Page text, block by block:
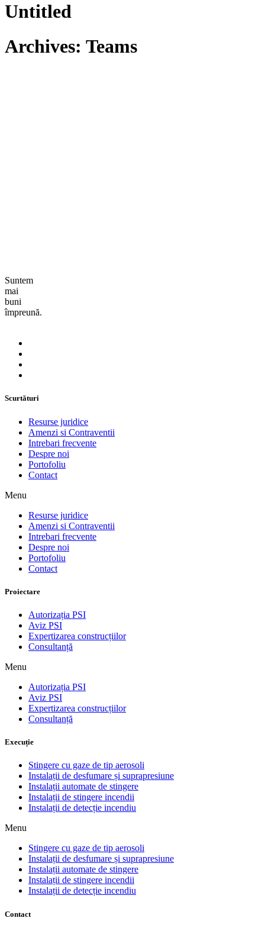
Untitled
Archives: Teams
Suntem
mai
buni
împreună.
Scurtături
Resurse juridice
Amenzi si Contraventii
Intrebari frecvente
Despre noi
Portofoliu
Contact
Menu
Resurse juridice
Amenzi si Contraventii
Intrebari frecvente
Despre noi
Portofoliu
Contact
Proiectare
Autorizația PSI
Aviz PSI
Expertizarea construcțiilor
Consultanță
Menu
Autorizația PSI
Aviz PSI
Expertizarea construcțiilor
Consultanță
Execuție
Stingere cu gaze de tip aerosoli
Instalații de desfumare și suprapresiune
Instalații automate de stingere
Instalații de stingere incendii
Instalații de detecție incendiu
Menu
Stingere cu gaze de tip aerosoli
Instalații de desfumare și suprapresiune
Instalații automate de stingere
Instalații de stingere incendii
Instalații de detecție incendiu
Contact